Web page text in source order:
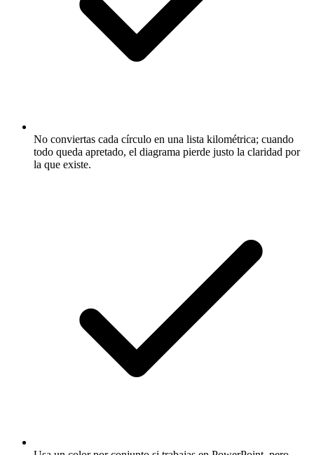
No conviertas cada círculo en una lista kilométrica; cuando
todo queda apretado, el diagrama pierde justo la claridad por
la que existe.